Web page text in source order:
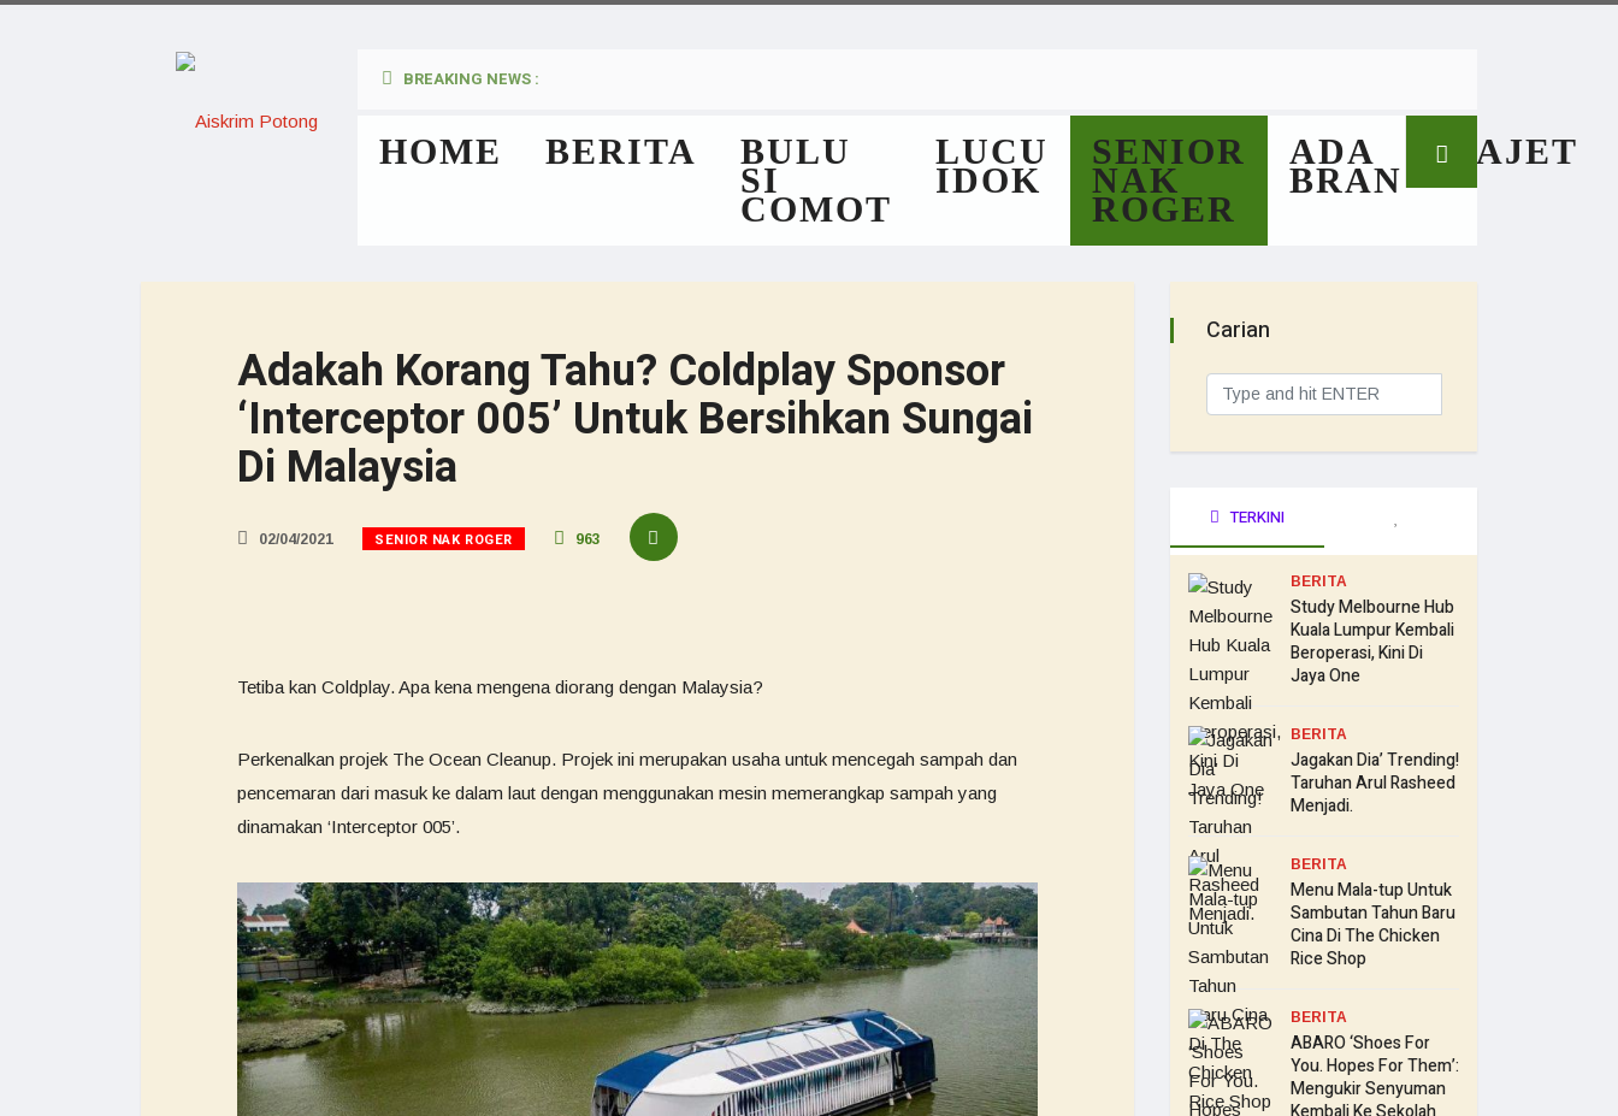
BREAKING NEWS :
HOME BERITA BULU
SI
COMOT
LUCU
IDOK
SENIOR
NAK
ROGER
ADA
BRAN
GAJET
Adakah Korang Tahu? Coldplay Sponsor
‘Interceptor 005’ Untuk Bersihkan Sungai
Di Malaysia
02/04/2021 SENIOR NAK ROGER 963
Tetiba kan Coldplay. Apa kena mengena diorang dengan Malaysia?
Perkenalkan projek The Ocean Cleanup. Projek ini merupakan usaha untuk mencegah sampah dan
pencemaran dari masuk ke dalam laut dengan menggunakan mesin memerangkap sampah yang
dinamakan ‘Interceptor 005’.
Carian
TERKINI
BERITA
Study Melbourne Hub
Kuala Lumpur Kembali
Beroperasi, Kini Di
Jaya One
BERITA
Jagakan Dia’ Trending!
Taruhan Arul Rasheed
Menjadi.
BERITA
Menu Mala-tup Untuk
Sambutan Tahun Baru
Cina Di The Chicken
Rice Shop
BERITA
ABARO ‘Shoes For
You. Hopes For Them’:
Mengukir Senyuman